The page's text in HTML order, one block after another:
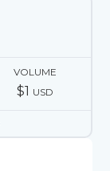
VOLUME
$1 USD